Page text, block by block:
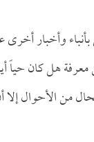
وأخبار
هل كان حياً
من الأحوال إلا